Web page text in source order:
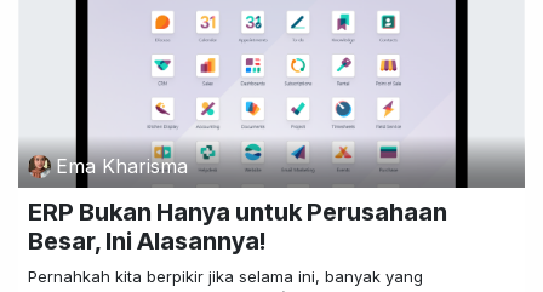
Ema Kharisma
ERP Bukan Hanya untuk Perusahaan
Besar, Ini Alasannya!
Pernahkah kita berpikir jika selama ini, banyak yang